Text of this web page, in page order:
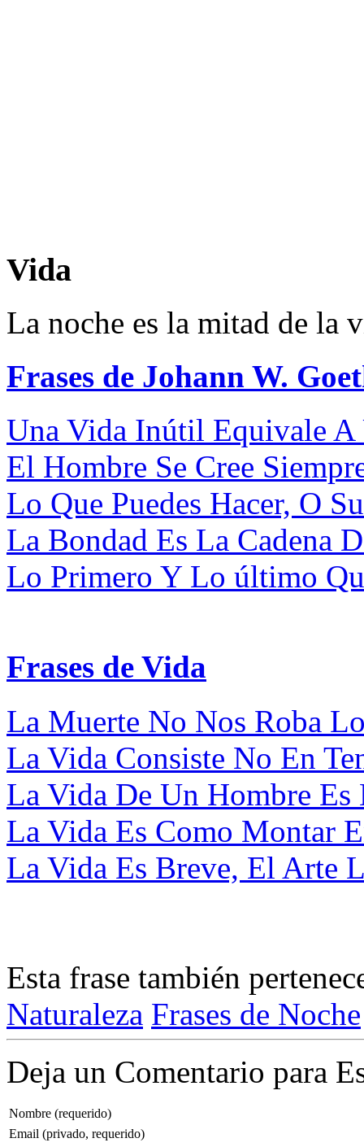
Vida
La noche es la mitad de la
Frases de Johann W.
Una Vida Inútil Equivale A
El Hombre Se Cree
Lo Que Puedes Hacer, O
La Bondad Es La Cadena
Lo Primero Y Lo último
Frases de Vida
La Muerte No Nos Roba
La Vida Consiste No En
La Vida De Un Hombre Es
La Vida Es Como Montar
La Vida Es Breve, El Arte
Esta frase también
Naturaleza Frases de Noche
Deja un Comentario para
Nombre (requerido)
Email (privado, requerido)